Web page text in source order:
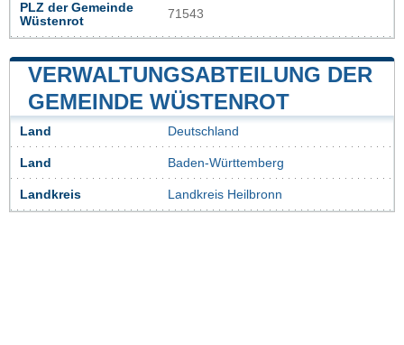
PLZ der Gemeinde
Wüstenrot
71543
VERWALTUNGSABTEILUNG DER
GEMEINDE WÜSTENROT
Land Deutschland
Land Baden-Württemberg
Landkreis Landkreis Heilbronn